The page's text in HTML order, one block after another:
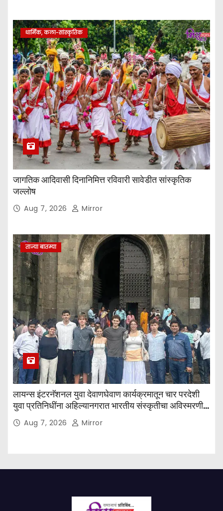
धार्मिक, कला-सांस्कृतिक
जागतिक आदिवासी दिनानिमित्त रविवारी सावेडीत सांस्कृतिक
जल्लोष
Aug 7, 2026 Mirror
ताज्या बातम्या
लायन्स इंटरनॅशनल युवा देवाणघेवाण कार्यक्रमातून चार परदेशी
युवा प्रतिनिधींना अहिल्यानगरात भारतीय संस्कृतीचा अविस्मरणीय
अनुभवAug 7, 2026 Mirror